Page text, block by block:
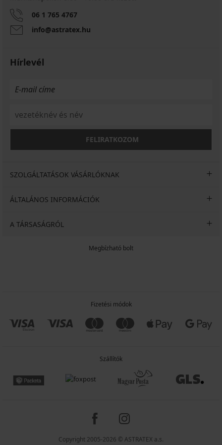
06 1 765 4767
info@astratex.hu
Hírlevél
FELIRATKOZOM
SZOLGÁLTATÁSOK VÁSÁRLÓKNAK
ÁLTALÁNOS INFORMÁCIÓK
A TÁRSASÁGRÓL
Megbízható bolt
Fizetési módok
Szállítók
Copyright 2005-2026 © ASTRATEX a.s.